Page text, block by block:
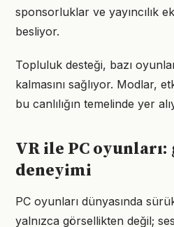
sponsorluklar ve yayıncılık
besliyor.
Topluluk desteği, bazı
kalmasını sağlıyor. Modlar,
bu canlılığın temelinde yer
VR ile PC
deneyimi
PC oyunları dünyasında
yalnızca görsellikten değil;